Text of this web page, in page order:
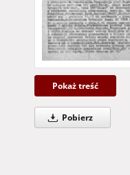
Pokaż treść
Pobierz